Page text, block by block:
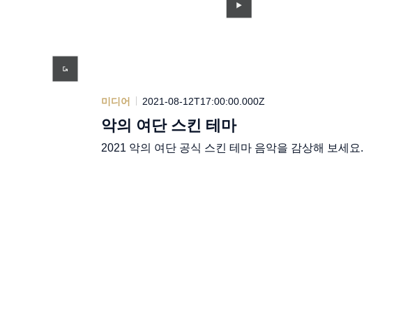
미디어 2021-08-12T17:00:00.000Z
악의 여단 스킨 테마
2021 악의 여단 공식 스킨 테마 음악을 감상해 보세요.